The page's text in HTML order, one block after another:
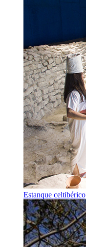
Estanque celtibérico